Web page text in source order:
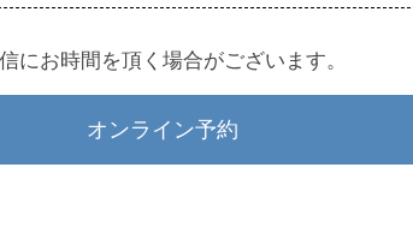
にお時間を頂く場合がございます。
オンライン予約